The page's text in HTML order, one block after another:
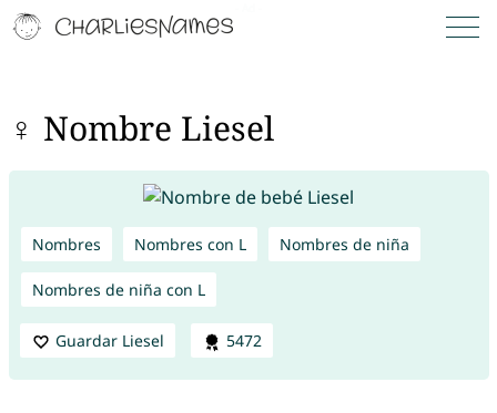
♀ Nombre Liesel
Nombres Nombres con L Nombres de niña
Nombres de niña con L
Guardar Liesel 5472